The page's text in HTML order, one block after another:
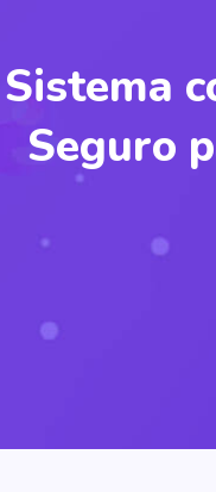
Sistema
Seguro